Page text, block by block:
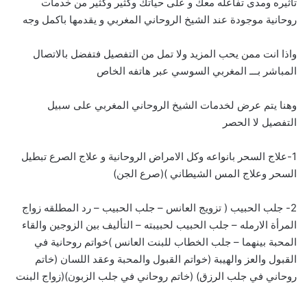
روحانية موجودة عند الشيخ الروحاني المغربي و يقدمها باكمل وجه
واذا انت ممن يحب المزيد ولا تمل من التفصيل فتفضل بالاتصال
المباشر بـــ المغربي السوسي عبر هاتفه الخاص
وهنا يتم عرض لخدمات الشيخ الروحاني المغربي على سبيل
التفصيل لا الحصر
1-علاج السحر بانواعه وكل الامراض الروحانية و علاج الصرع تبطيل
السحر وعلاج المس الشيطاني )(صرع الجن)
2- جلب الحبيب ( تزويج العانس – جلب الحبيب – رد المطلقه زواج
المرأة الارمله – جلب الحبيب لحبيبته – التأليف بين الزوجين والقاء
المحبة بينهما – جلب الخطاب للبنت العانس )خواتم روحانية في
القبول والعز والهيبة (خواتم القبول والمحبة وعقد اللسان (خاتم
روحاني في جلب الرزق) (خاتم روحاني في جلب الزبون)(زواج البنت